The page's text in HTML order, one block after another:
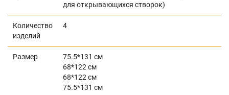
для открывающихся створок)
Количество
изделий
4
Размер
75.5*131 см
68*122 см
68*122 см
75.5*131 см